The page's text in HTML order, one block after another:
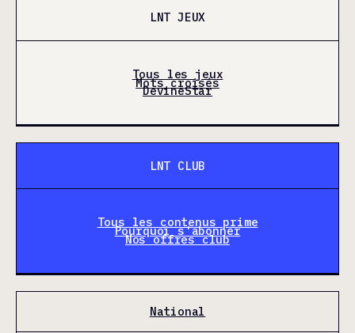
LNT JEUX
Tous les jeux
Mots croisés
DevineStar
LNT CLUB
Tous les contenus prime
Pourquoi s'abonner
Nos offres club
National